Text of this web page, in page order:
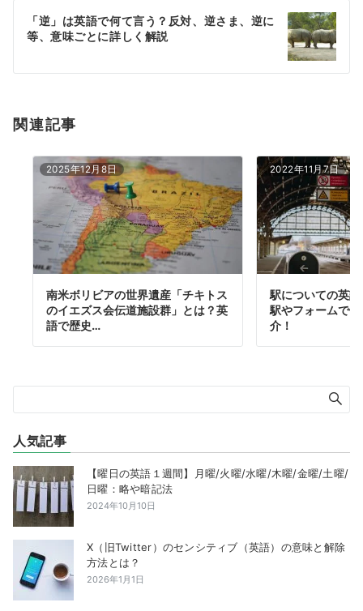
ン
「逆」は英語で何て言う？反対、逆さま、逆に
等、意味ごとに詳しく解説
関連記事
2025年12月8日
南米ボリビアの世界遺産「チキトス
のイエズス会伝道施設群」とは？英
語で歴史…
2022年11月7日
駅についての英
駅やフォームで
介！
人気記事
【曜日の英語１週間】月曜/火曜/水曜/木曜/金曜/土曜/
日曜：略や暗記法
2024年10月10日
X（旧Twitter）のセンシティブ（英語）の意味と解除
方法とは？
2026年1月1日